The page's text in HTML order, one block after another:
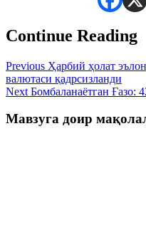
Continue Reading
Previous Ҳарбий ҳолат
валютаси қадрсизланди
Next Бомбаланаётган Ғазо:
Мавзуга доир